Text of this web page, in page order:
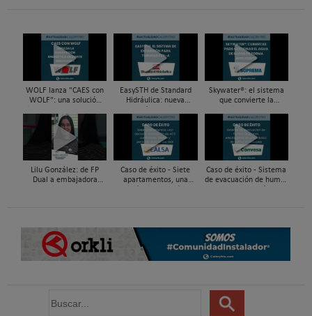
WOLF lanza "CAES con
WOLF": una solución
la renovación energética
mediante...
EasySTH de Standard
Hidráulica: nueva
de expansión para
tuberías PEX
Skywater®: el sistema
que convierte la
infraestructura activa de
gestión del agua...
Lilu González: de FP
Dual a embajadora
Caso de éxito - Siete
apartamentos, una
Caso de éxito - Sistema
de evacuación de humos
u